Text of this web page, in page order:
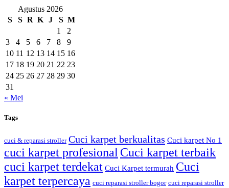
Agustus 2026
S
S R K J S M
1
2
3
4 5 6 7 8
9
10 11 12 13 14 15 16
17 18 19 20 21 22 23
24 25 26 27 28 29 30
31
« Mei
Tags
cuci & reparasi stroller Cuci karpet berkualitas Cuci karpet No 1
cuci karpet profesional Cuci karpet terbaik
cuci karpet terdekat Cuci Karpet termurah Cuci
karpet terpercaya cuci reparasi stroller bogor cuci reparasi stroller